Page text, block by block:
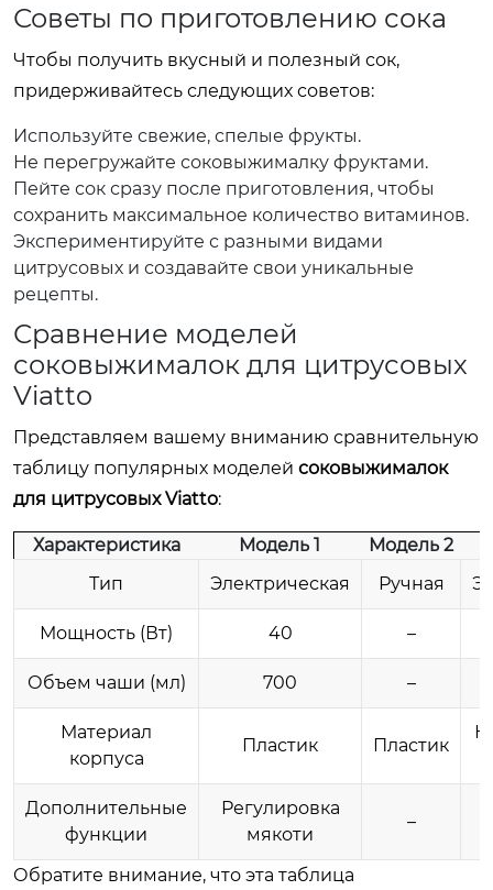
Советы по приготовлению сока
Чтобы получить вкусный и полезный сок,
придерживайтесь следующих советов:
Используйте свежие, спелые фрукты.
Не перегружайте соковыжималку фруктами.
Пейте сок сразу после приготовления, чтобы
сохранить максимальное количество витаминов.
Экспериментируйте с разными видами
цитрусовых и создавайте свои уникальные
рецепты.
Сравнение моделей
соковыжималок для цитрусовых
Viatto
Представляем вашему вниманию сравнительную
таблицу популярных моделей соковыжималок
для цитрусовых Viatto:
Характеристика Модель 1
Модель 2
Тип
Электрическая Ручная
Мощность (Вт) 40 –
Объем чаши (мл) 700 –
Материал
корпуса
Пластик Пластик
Дополнительные
функции
Регулировка
мякоти
–
Обратите внимание, что эта таблица